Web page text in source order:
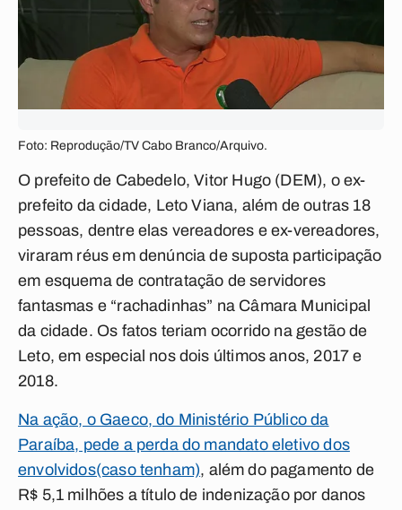
Foto: Reprodução/TV Cabo Branco/Arquivo.
O prefeito de Cabedelo, Vitor Hugo (DEM), o ex-
prefeito da cidade, Leto Viana, além de outras 18
pessoas, dentre elas vereadores e ex-vereadores,
viraram réus em denúncia de suposta participação
em esquema de contratação de servidores
fantasmas e “rachadinhas” na Câmara Municipal
da cidade. Os fatos teriam ocorrido na gestão de
Leto, em especial nos dois últimos anos, 2017 e
2018.
Na ação, o Gaeco, do Ministério Público da
Paraíba, pede a perda do mandato eletivo dos
envolvidos(caso tenham), além do pagamento de
R$ 5,1 milhões a título de indenização por danos